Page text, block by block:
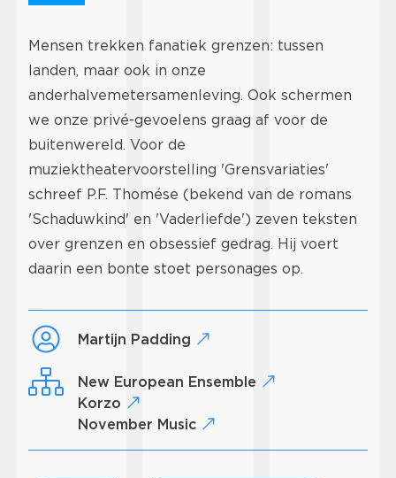
Mensen trekken fanatiek grenzen: tussen
landen, maar ook in onze
anderhalvemetersamenleving. Ook schermen
we onze privé-gevoelens graag af voor de
buitenwereld. Voor de
muziektheatervoorstelling 'Grensvariaties'
schreef P.F. Thomése (bekend van de romans
'Schaduwkind' en 'Vaderliefde') zeven teksten
over grenzen en obsessief gedrag. Hij voert
daarin een bonte stoet personages op.
Martijn Padding
New European Ensemble
Korzo
November Music